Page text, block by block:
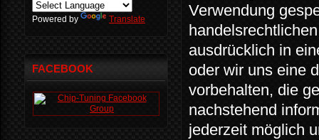
Verwendung
ausdrücklich in
oder wir uns eine
vorbehalten, die
nachstehend
jederzeit möglich
Powered by Translate
FACEBOOK